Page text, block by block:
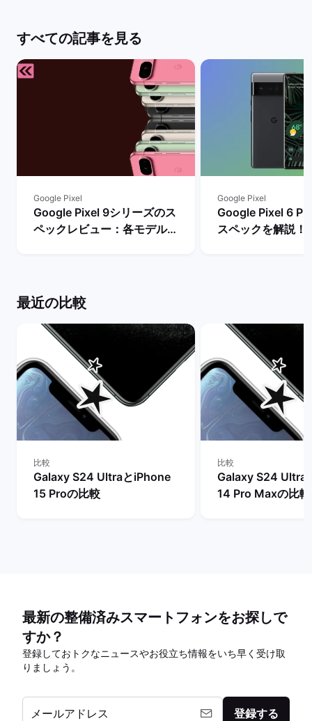
すべての記事を見る
Google Pixel
Google Pixel 9シリーズのス
ペックレビュー：各モデルの
Google Pixel
Google Pixel 6
スペックを解説！
最近の比較
比較
Galaxy S24 UltraとiPhone
15 Proの比較
比較
Galaxy S24 Ultra
14 Pro Maxの比較
最新の整備済みスマートフォンをお探しで
すか？
登録しておトクなニュースやお役立ち情報をいち早く受け取
りましょう。
メールアドレス 登録する